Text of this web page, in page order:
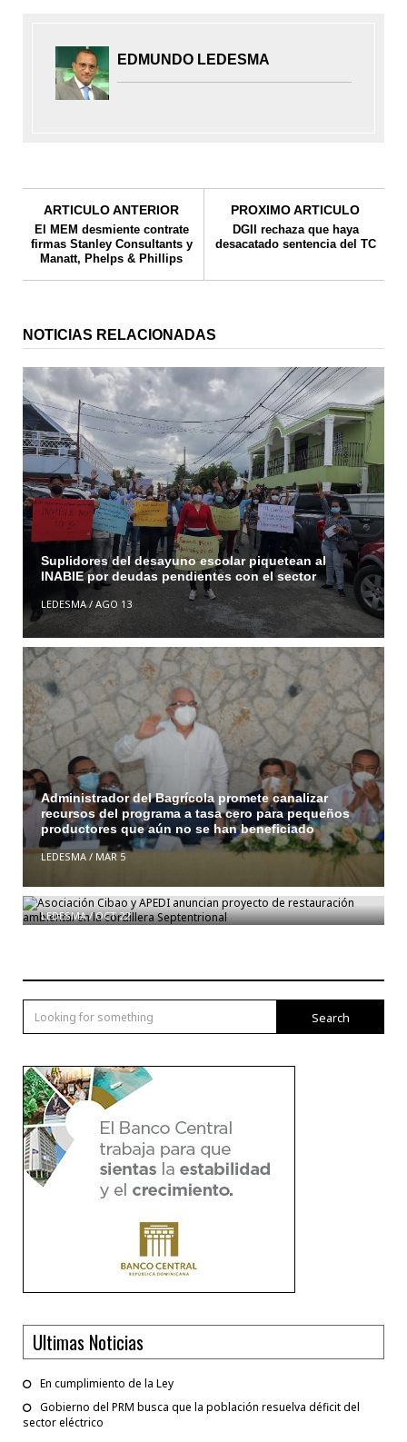
EDMUNDO LEDESMA
ARTICULO ANTERIOR
El MEM desmiente contrate
firmas Stanley Consultants y
Manatt, Phelps & Phillips
PROXIMO ARTICULO
DGII rechaza que haya
desacatado sentencia del TC
NOTICIAS RELACIONADAS
Suplidores del desayuno escolar piquetean al
INABIE por deudas pendientes con el sector
LEDESMA/AGO 13
Administrador del Bagrícola promete canalizar
recursos del programa a tasa cero para pequeños
productores que aún no se han beneficiado
LEDESMA/ MAR 5
Asociación Cibao y APEDI anuncian proyecto de
Septentrional
LEDESMA/OCT 22
Search
Ultimas Noticias
En cumplimiento de la Ley
Gobierno del PRM busca que la población resuelva déficit del
sector eléctrico